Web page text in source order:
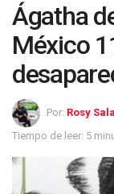
Ágatha
México
Por: Rosy
Tiempo de leer: 5